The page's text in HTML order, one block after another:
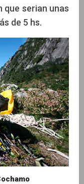
que serian unas
de 5 hs.